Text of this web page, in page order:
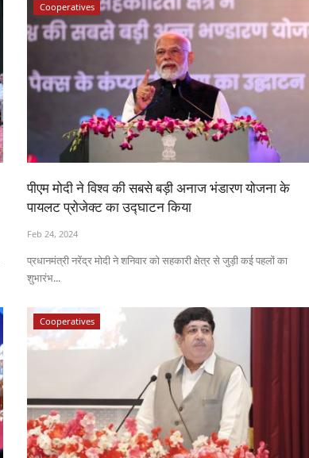
Cooperatives
पीएम मोदी ने विश्व की सबसे बड़ी अनाज भंडारण योजना के
पायलट प्रोजेक्ट का उद्घाटन किया
Feb 24, 2024
प्रधानमंत्री नरेंद्र मोदी ने शनिवार को सहकारी क्षेत्र से जुड़ी कई पहलों का
शुभारंभ...
Cooperatives
Ground Report